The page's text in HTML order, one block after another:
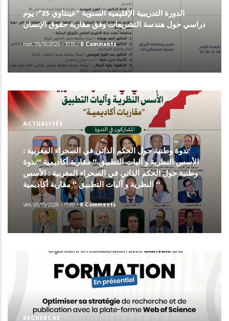
الدورة التدريبية الإقليمية السنوية “عينتاوي 35”: يوم
دراسي حول هندسة التشريعات وفق مقاربة حقوق الإنسان
mar, 05/19/2026 - 10:19/0 Comments
ACTUALITÉS
ندوة وطنية حول الحكم الذاتي في الصحراء المغربية :
الأسس النظرية و آليات التطبيق '' مقاربة أكاديمية ''ندوة
وطنية حول الحكم الذاتي في الصحراء المغربية : الأسس
النظرية و آليات التطبيق '' مقاربة أكاديمية ''
ven, 05/15/2026 - 15:00/0 Comments
RECHERCHE